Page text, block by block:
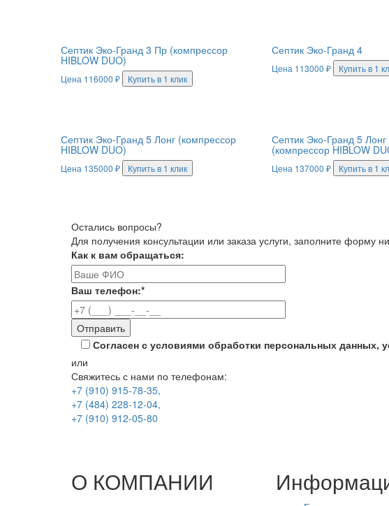
Септик Эко-Гранд 3 Пр (компрессор
HIBLOW DUO)
Цена 116000 ₽ Купить в 1 клик
Септик Эко-Гранд 4
Цена 113000₽ Купить в 1
Септик Эко-Гранд 5 Лонг (компрессор
HIBLOW DUO)
Цена 135000 ₽ Купить в 1 клик
Септик Эко-Гранд 5
(компрессор HIBLOW
Цена 137000₽ Купить в 1
Остались вопросы?
Для получения консультации или заказа услуги, заполните форму
Как к вам обращаться:
Ваш телефон:*
Согласен с условиями обработки персональных данных,
или
Свяжитесь с нами по телефонам:
+7 (910) 915-78-35,
+7 (484) 228-12-04,
+7 (910) 912-05-80
О КОМПАНИИ